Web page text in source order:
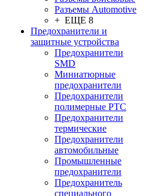
Разъeмы Automotive
+ ЕЩЕ 8
Предохранители и
защитные устройства
Предохранители
SMD
Миниатюрные
предохранители
Предохранители
полимерные PTC
Предохранители
термические
Предохранители
автомобильные
Промышленные
предохранители
Предохранитель
специального